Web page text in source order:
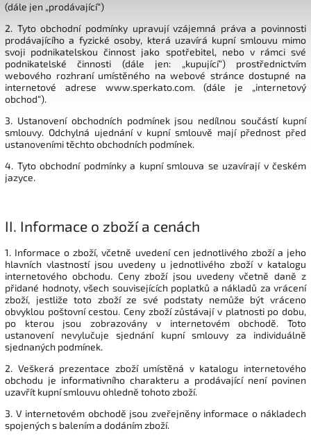
(dále jen „prodávající“)
2. Tyto obchodní podmínky upravují vzájemná práva a povinnosti
prodávajícího a fyzické osoby, která uzavírá kupní smlouvu mimo
svoji podnikatelskou činnost jako spotřebitel, nebo v rámci své
podnikatelské činnosti (dále jen: „kupující“) prostřednictvím
webového rozhraní umístěného na webové stránce dostupné na
internetové adrese www.sperkato.com. (dále je „internetový
obchod“).
3. Ustanovení obchodních podmínek jsou nedílnou součástí kupní
smlouvy. Odchylná ujednání v kupní smlouvě mají přednost před
ustanoveními těchto obchodních podmínek.
4. Tyto obchodní podmínky a kupní smlouva se uzavírají v českém
jazyce.
II. Informace o zboží a cenách
1. Informace o zboží, včetně uvedení cen jednotlivého zboží a jeho
hlavních vlastností jsou uvedeny u jednotlivého zboží v katalogu
internetového obchodu. Ceny zboží jsou uvedeny včetně daně z
přidané hodnoty, všech souvisejících poplatků a nákladů za vrácení
zboží, jestliže toto zboží ze své podstaty nemůže být vráceno
obvyklou poštovní cestou. Ceny zboží zůstávají v platnosti po dobu,
po kterou jsou zobrazovány v internetovém obchodě. Toto
ustanovení nevylučuje sjednání kupní smlouvy za individuálně
sjednaných podmínek.
2. Veškerá prezentace zboží umístěná v katalogu internetového
obchodu je informativního charakteru a prodávající není povinen
uzavřít kupní smlouvu ohledně tohoto zboží.
3. V internetovém obchodě jsou zveřejněny informace o nákladech
spojených s balením a dodáním zboží.